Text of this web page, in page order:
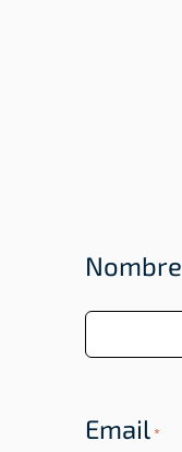
Nombre
Email *